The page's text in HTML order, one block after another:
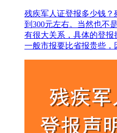
残疾军人证登报多少钱？
到300元左右。当然也不
有很大关系，具体的登报
一般市报要比省报贵些，